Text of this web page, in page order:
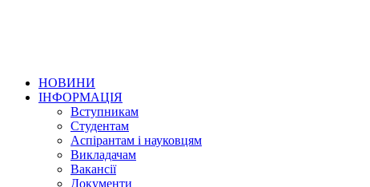
НОВИНИ
ІНФОРМАЦІЯ
Вступникам
Студентам
Аспірантам і науковцям
Викладачам
Вакансії
Документи